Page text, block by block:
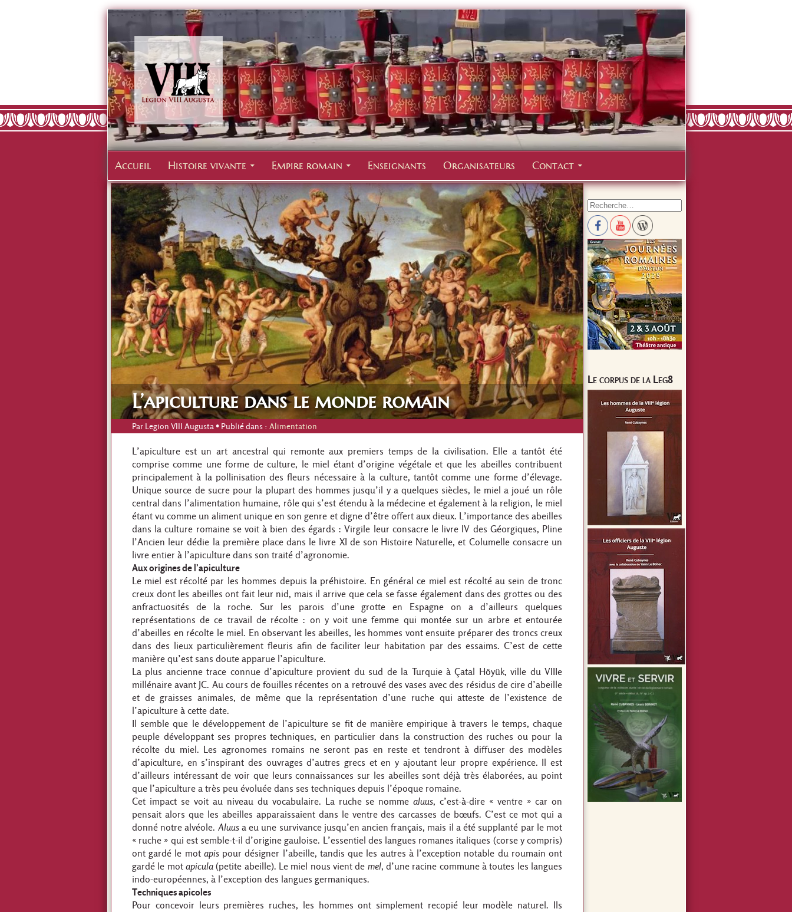
Accueil Histoire vivante Empire romain Enseignants Organisateurs Contact
L’apiculture dans le monde romain
Par Legion VIII Augusta • Publié dans : Alimentation
L’apiculture est un art ancestral qui remonte aux premiers temps de la civilisation. Elle a tantôt été
comprise comme une forme de culture, le miel étant d’origine végétale et que les abeilles contribuent
principalement à la pollinisation des fleurs nécessaire à la culture, tantôt comme une forme d’élevage.
Unique source de sucre pour la plupart des hommes jusqu’il y a quelques siècles, le miel a joué un rôle
central dans l’alimentation humaine, rôle qui s’est étendu à la médecine et également à la religion, le miel
étant vu comme un aliment unique en son genre et digne d’être offert aux dieux. L’importance des abeilles
dans la culture romaine se voit à bien des égards : Virgile leur consacre le livre IV des Géorgiques, Pline
l’Ancien leur dédie la première place dans le livre XI de son Histoire Naturelle, et Columelle consacre un
livre entier à l’apiculture dans son traité d’agronomie.
Aux origines de l’apiculture
Le miel est récolté par les hommes depuis la préhistoire. En général ce miel est récolté au sein de tronc
creux dont les abeilles ont fait leur nid, mais il arrive que cela se fasse également dans des grottes ou des
anfractuosités de la roche. Sur les parois d’une grotte en Espagne on a d’ailleurs quelques
représentations de ce travail de récolte : on y voit une femme qui montée sur un arbre et entourée
d’abeilles en récolte le miel. En observant les abeilles, les hommes vont ensuite préparer des troncs creux
dans des lieux particulièrement fleuris afin de faciliter leur habitation par des essaims. C’est de cette
manière qu’est sans doute apparue l’apiculture.
La plus ancienne trace connue d’apiculture provient du sud de la Turquie à Çatal Höyük, ville du VIIIe
millénaire avant JC. Au cours de fouilles récentes on a retrouvé des vases avec des résidus de cire d’abeille
et de graisses animales, de même que la représentation d’une ruche qui atteste de l’existence de
l’apiculture à cette date.
Il semble que le développement de l’apiculture se fit de manière empirique à travers le temps, chaque
peuple développant ses propres techniques, en particulier dans la construction des ruches ou pour la
récolte du miel. Les agronomes romains ne seront pas en reste et tendront à diffuser des modèles
d’apiculture, en s’inspirant des ouvrages d’autres grecs et en y ajoutant leur propre expérience. Il est
d’ailleurs intéressant de voir que leurs connaissances sur les abeilles sont déjà très élaborées, au point
que l’apiculture a très peu évoluée dans ses techniques depuis l’époque romaine.
Cet impact se voit au niveau du vocabulaire. La ruche se nommealuus, c’est-à-dire « ventre » car on
pensait alors que les abeilles apparaissaient dans le ventre des carcasses de bœufs. C’est ce mot qui a
donné notre alvéole. Aluusa eu une survivance jusqu’en ancien français, mais il a été supplanté par le mot
« ruche » qui est semble-t-il d’origine gauloise. L’essentiel des langues romanes italiques (corse y compris)
ont gardé le mot apispour désigner l’abeille, tandis que les autres à l’exception notable du roumain ont
gardé le mot apicula (petite abeille). Le miel nous vient de mel, d’une racine commune à toutes les langues
indo-européennes, à l’exception des langues germaniques.
Techniques apicoles
Pour concevoir leurs premières ruches, les hommes ont simplement recopié leur modèle naturel. Ils
Le corpus de la Leg8